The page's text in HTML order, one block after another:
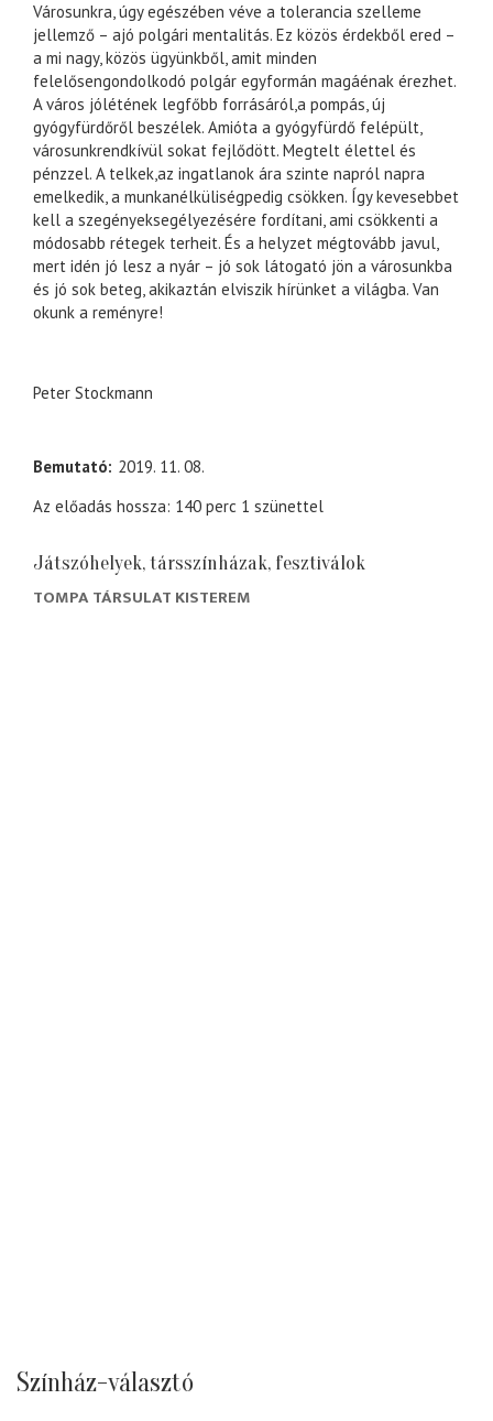
Városunkra, úgy egészében véve a tolerancia szelleme
jellemző – ajó polgári mentalitás. Ez közös érdekből ered –
a mi nagy, közös ügyünkből, amit minden
felelősengondolkodó polgár egyformán magáénak érezhet.
A város jólétének legfőbb forrásáról,a pompás, új
gyógyfürdőről beszélek. Amióta a gyógyfürdő felépült,
városunkrendkívül sokat fejlődött. Megtelt élettel és
pénzzel. A telkek,az ingatlanok ára szinte napról napra
emelkedik, a munkanélküliségpedig csökken. Így kevesebbet
kell a szegényeksegélyezésére fordítani, ami csökkenti a
módosabb rétegek terheit. És a helyzet mégtovább javul,
mert idén jó lesz a nyár – jó sok látogató jön a városunkba
és jó sok beteg, akikaztán elviszik hírünket a világba. Van
okunk a reményre!
Peter Stockmann
Bemutató 2019. 11. 08.
Az előadás hossza: 140 perc 1 szünettel
Játszóhelyek, társszínházak, fesztiválok
TOMPA TÁRSULAT KISTEREM
Színház-választó